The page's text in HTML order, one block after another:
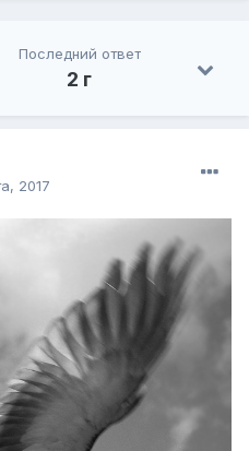
Последний ответ
2 г
2017